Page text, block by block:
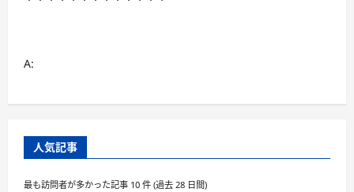
A:
人気記事
最も訪問者が多かった記事 10 件 (過去 28 日間)